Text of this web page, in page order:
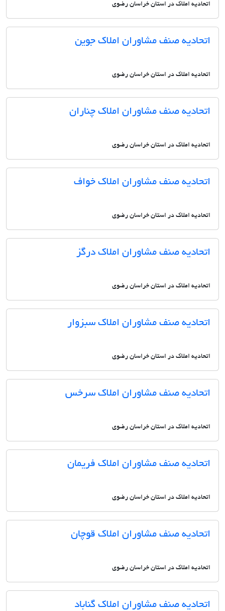
اتحادیه املاک در استان خراسان رضوی
اتحادیه صنف مشاوران املاک جوین
اتحادیه املاک در استان خراسان رضوی
اتحادیه صنف مشاوران املاک چناران
اتحادیه املاک در استان خراسان رضوی
اتحادیه صنف مشاوران املاک خواف
اتحادیه املاک در استان خراسان رضوی
اتحادیه صنف مشاوران املاک درگز
اتحادیه املاک در استان خراسان رضوی
اتحادیه صنف مشاوران املاک سبزوار
اتحادیه املاک در استان خراسان رضوی
اتحادیه صنف مشاوران املاک سرخس
اتحادیه املاک در استان خراسان رضوی
اتحادیه صنف مشاوران املاک فریمان
اتحادیه املاک در استان خراسان رضوی
اتحادیه صنف مشاوران املاک قوچان
اتحادیه املاک در استان خراسان رضوی
اتحادیه صنف مشاوران املاک گناباد